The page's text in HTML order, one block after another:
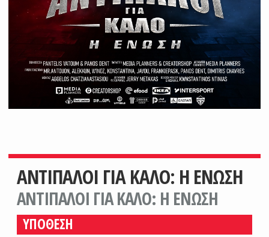
ΑΝΤΙΠΑΛΟΙ ΓΙΑ ΚΑΛΟ: Η ΕΝΩΣΗ
ΑΝΤΙΠΑΛΟΙ ΓΙΑ ΚΑΛΟ: Η ΕΝΩΣΗ
ΥΠΟΘΕΣΗ